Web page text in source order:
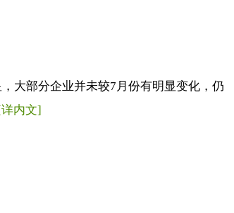
大部分企业并未较7月份有明显变化，仍
内文]